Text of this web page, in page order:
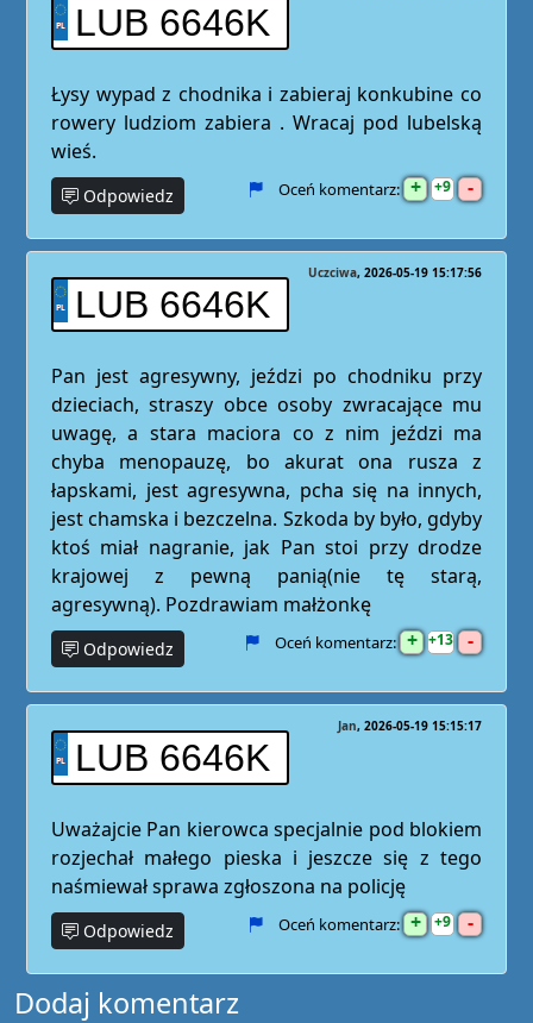
LUB 6646K
Łysy wypad z chodnika i zabieraj konkubine co
rowery ludziom zabiera . Wracaj pod lubelską
wieś.
Odpowiedz Oceń komentarz: + 9 -
LUB 6646K
Uczciwa 2026-05-19 15:17:56
Pan jest agresywny, jeździ po chodniku przy
dzieciach, straszy obce osoby zwracające mu
uwagę, a stara maciora co z nim jeździ ma
chyba menopauzę, bo akurat ona rusza z
łapskami, jest agresywna, pcha się na innych,
jest chamska i bezczelna. Szkoda by było, gdyby
ktoś miał nagranie, jak Pan stoi przy drodze
krajowej z pewną panią(nie tę starą,
agresywną). Pozdrawiam małżonkę
Odpowiedz Oceń komentarz: + 13 -
LUB 6646K
Jan 2026-05-19 15:15:17
Uważajcie Pan kierowca specjalnie pod blokiem
rozjechał małego pieska i jeszcze się z tego
naśmiewał sprawa zgłoszona na policję
Odpowiedz Oceń komentarz: + 9 -
Dodaj komentarz